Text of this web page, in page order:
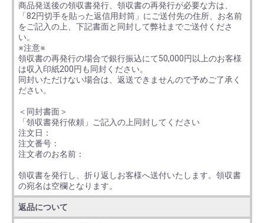
商品発送後の領収書発行、領収書の再発行が必要な方は、
「82円切手を貼った返信用封筒」にご送付先の住所、お名前
をご記入の上、下記書面と同封して弊社までご送付くださ
い。
※注意※
領収書の再発行の場合で銀行振込にて50,000円以上のお客様
は収入印紙200円も同封ください。
同封いただけない場合は、返送できませんので予めご了承く
ださい。
＜同封書面＞
「領収書発行依頼」ご記入の上同封してください
注文日：
注文番号：
注文者のお名前：
領収書を発行し、折り返しお客様へ送付いたします。領収書
の宛名は空欄となります。
返品について